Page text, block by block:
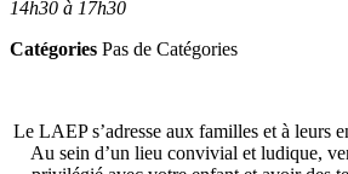
14h30 à 17h30
Catégories Pas de Catégories
Le LAEP s’adresse aux familles et à leurs
Au sein d’un lieu convivial et ludique,